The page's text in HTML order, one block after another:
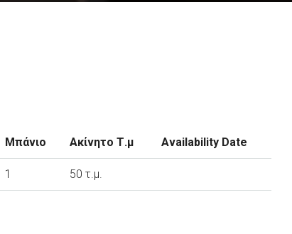
Μπάνιο Ακίνητο Τ.μ Availability Date
1 50 τ.μ.